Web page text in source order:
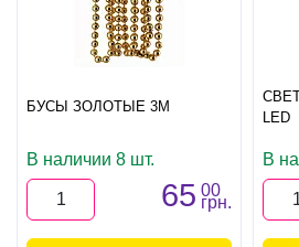
БУСЫ ЗОЛОТЫЕ 3М
В наличии 8 шт.
65 00
грн.
LED
В